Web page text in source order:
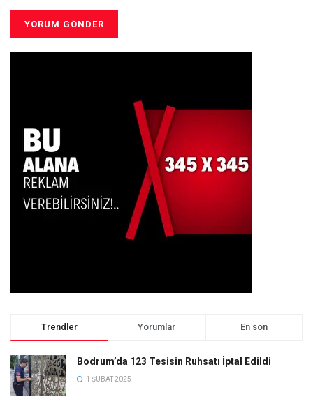
Trendler Yorumlar En son
Bodrum’da 123 Tesisin Ruhsatı İptal Edildi
1 ŞUBAT 2025